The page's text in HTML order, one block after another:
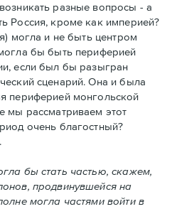
разные вопросы - а
Россия, кроме как империей?
могла и не быть центром
бы быть периферией
если был бы разыгран
сценарий. Она и была
периферией монгольской
мы рассматриваем этот
очень благостный?
бы стать частью, скажем,
продвинувшейся на
могла частями войти в